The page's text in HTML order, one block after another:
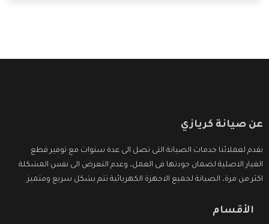
عن صيانة كريازي
نقدم لعملائنا خدمات الصيانة التى تصل الى عدة سنوات مع توفير قطع
الغيار الاصلية لضمان جودتها فى العمل، وعدم التعرض الى نفس المشكلة
اكثر من مرة، الصيانة لجميع الاجهزة الكهربائية تتم بشكل سريع ومتميز.
الأقسام